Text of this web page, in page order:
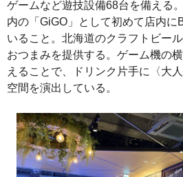
ゲームなど遊技設備68台を備える
内の「GiGO」として初めて店内に
いること。北海道のクラフトビー
おつまみを提供する。ゲーム機の
えることで、ドリンク片手に〈大
空間を演出している。